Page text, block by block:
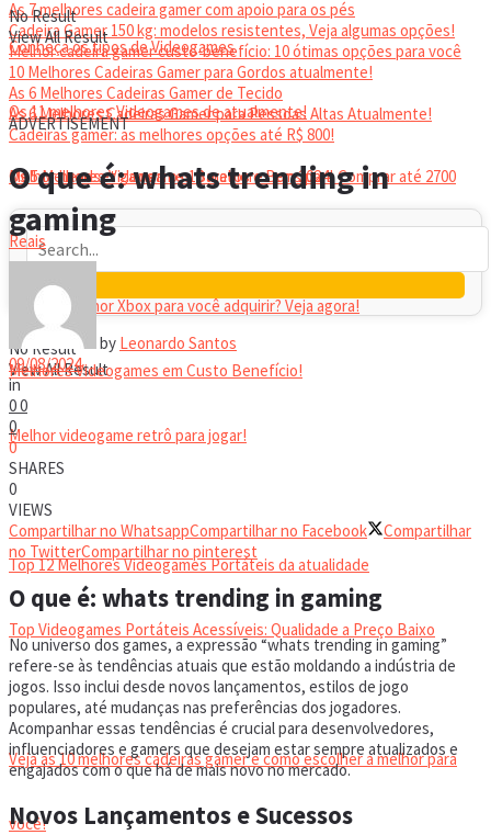
As 7 melhores cadeira gamer com apoio para os pés
Cadeira Gamer 150 kg: modelos resistentes, Veja algumas opções!
Melhor cadeira gamer custo-benefício: 10 ótimas opções para você
10 Melhores Cadeiras Gamer para Gordos atualmente!
As 6 Melhores Cadeiras Gamer de Tecido
As 6 Melhores Cadeiras Gamer para Pessoas Altas Atualmente!
Cadeiras gamer: as melhores opções até R$ 800!
Melhor headset gamer: os 10 melhores em 2024!
No Result
View All Result
Conheça os tipos de Videogames
Os 11 melhores Videogames de atualmente!
Os 5 Melhores Videogames Baratos e Bons para Comprar até 2700
Reais
Qual é o melhor Xbox para você adquirir? Veja agora!
Melhores Videogames em Custo Benefício!
Melhor videogame retrô para jogar!
VIDEOGAMES PORTÁTEIS
Top 12 Melhores Videogames Portáteis da atualidade
Top Videogames Portáteis Acessíveis: Qualidade a Preço Baixo
CADEIRA GAMER
Veja as 10 melhores cadeiras gamer e como escolher a melhor para
você!
No Result
View All Result
ADVERTISEMENT
O que é: whats trending in
gaming
by Leonardo Santos
09/08/2024
in
00
0
0
SHARES
0
VIEWS
Compartilhar no WhatsappCompartilhar no Facebook
Compartilhar
no TwitterCompartilhar no pinterest
O que é: whats trending in gaming
No universo dos games, a expressão “whats trending in gaming”
refere-se às tendências atuais que estão moldando a indústria de
jogos. Isso inclui desde novos lançamentos, estilos de jogo
populares, até mudanças nas preferências dos jogadores.
Acompanhar essas tendências é crucial para desenvolvedores,
influenciadores e gamers que desejam estar sempre atualizados e
engajados com o que há de mais novo no mercado.
Novos Lançamentos e Sucessos